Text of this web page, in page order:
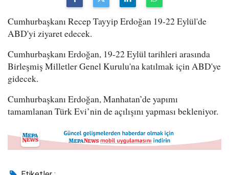
Cumhurbaşkanı Recep Tayyip Erdoğan 19-22 Eylül'de
ABD'yi ziyaret edecek.
Cumhurbaşkanı Erdoğan, 19-22 Eylül tarihleri arasında
Birleşmiş Milletler Genel Kurulu'na katılmak için ABD'ye
gidecek.
Cumhurbaşkanı Erdoğan, Manhatan’de yapımı
tamamlanan Türk Evi’nin de açılışını yapması bekleniyor.